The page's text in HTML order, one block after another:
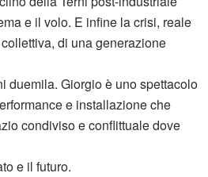
e il volo. E infine la crisi, reale
di una generazione
duemila. Giorgioè uno spettacolo
e installazione che
condiviso e conflittuale dove
e il futuro.